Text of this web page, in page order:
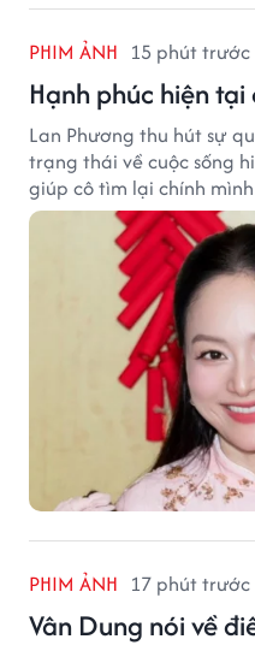
PHIM ẢNH 15 phút trước
Hạnh phúc hiện
Lan Phương thu hút sự
trạng thái về cuộc sống
giúp cô tìm lại chính
PHIM ẢNH 17 phút trước
Vân Dung nói về